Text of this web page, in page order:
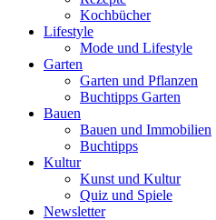
Kochbücher
Lifestyle
Mode und Lifestyle
Garten
Garten und Pflanzen
Buchtipps Garten
Bauen
Bauen und Immobilien
Buchtipps
Kultur
Kunst und Kultur
Quiz und Spiele
Newsletter